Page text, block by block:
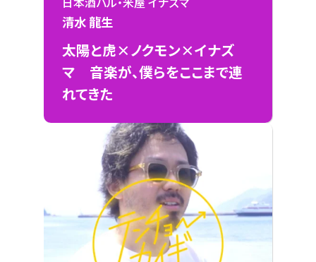
清水 龍生
太陽と虎×ノクモン×イナズ
マ 音楽が、僕らをここまで連
れてきた